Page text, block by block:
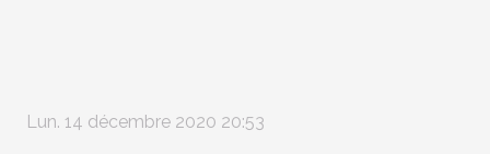
Lun. 14 décembre 2020 20:53